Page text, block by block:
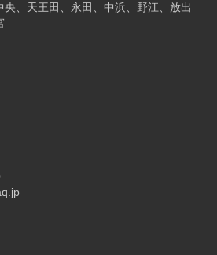
、天王田、永田、中浜、野江、放出